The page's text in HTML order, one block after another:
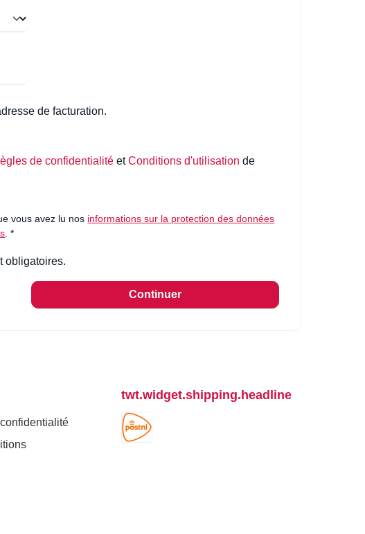
de facturation.
de confidentialité etConditions d'utilisation de
vous avez lu nos informations sur la protection des données
. *
obligatoires.
Continuer
twt.widget.shipping.headline